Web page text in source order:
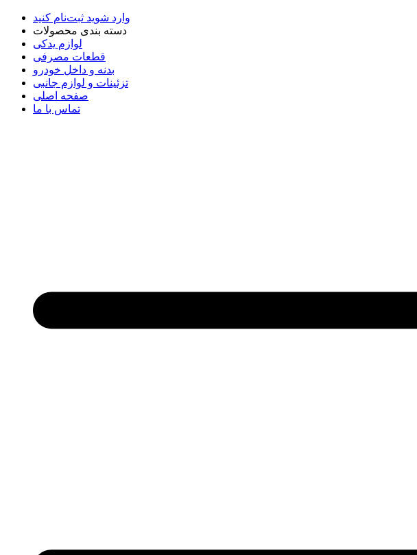
وارد شوید ثبت‌نام کنید
دسته بندی محصولات
لوازم یدکی
قطعات مصرفی
بدنه و داخل خودرو
تزئینات و لوازم جانبی
صفحه اصلی
تماس با ما